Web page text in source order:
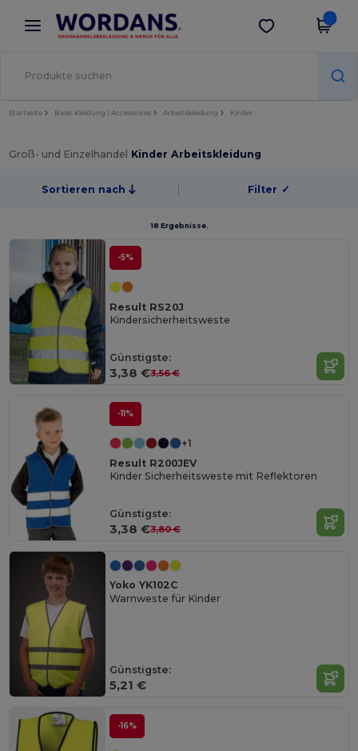
× Wordans App
Bessere Preise in der App!
App holen
Startseite Basic Kleidung | Accessoires Arbeitskleidung Kinder
Groß- und Einzelhandel Kinder Arbeitskleidung
Sortieren nach Filter ✓
18 Ergebnisse.
-5%
Result RS20J
Kindersicherheitsweste
Günstigste:
3,38 €3,56 €
-11%
+1
Result R200JEV
Kinder Sicherheitsweste mit Reflektoren
Günstigste:
3,38 €3,80 €
Yoko YK102C
Warnweste für Kinder
Günstigste:
5,21 €
-16%